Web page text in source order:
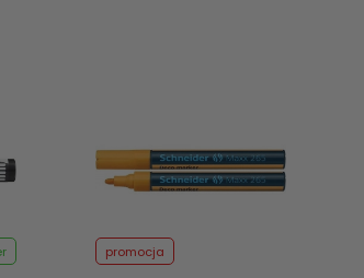
promocja